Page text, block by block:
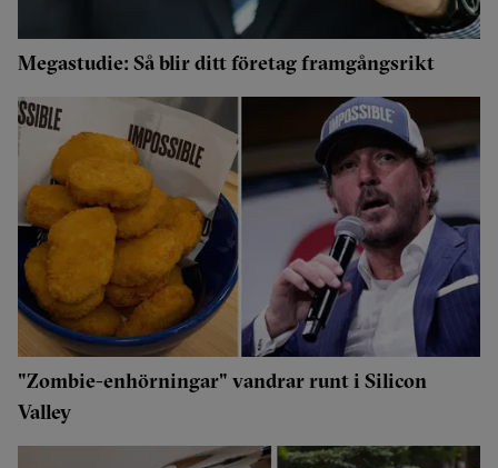
Megastudie: Så blir ditt företag framgångsrikt
"Zombie-enhörningar" vandrar runt i Silicon
Valley